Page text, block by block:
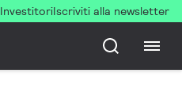
InvestitoriIscriviti alla newsletter